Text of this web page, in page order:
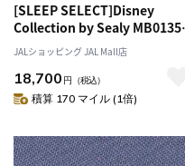
[SLEEP SELECT]Disney
Collection by Sealy MB0135
Box Sheets（ボックスシー
ツ）〔ダブルワイド〕 ホワイト
JALショッピング JAL Mall店
18,700 円 （税込）
積算 170 マイル (1倍)